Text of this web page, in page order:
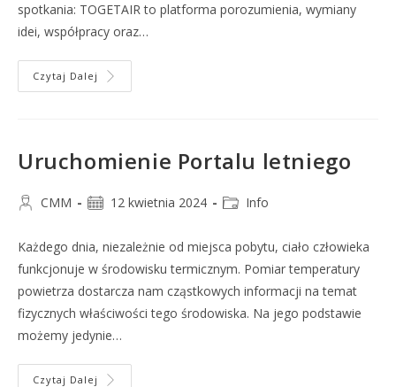
spotkania: TOGETAIR to platforma porozumienia, wymiany
idei, współpracy oraz…
Czytaj Dalej
Uruchomienie Portalu letniego
CMM 12 kwietnia 2024 Info
Każdego dnia, niezależnie od miejsca pobytu, ciało człowieka
funkcjonuje w środowisku termicznym. Pomiar temperatury
powietrza dostarcza nam cząstkowych informacji na temat
fizycznych właściwości tego środowiska. Na jego podstawie
możemy jedynie…
Czytaj Dalej